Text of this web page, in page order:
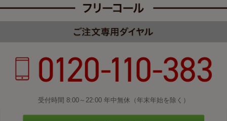
受付時間 8:00～22:00 年中無休（年末年始を除く）